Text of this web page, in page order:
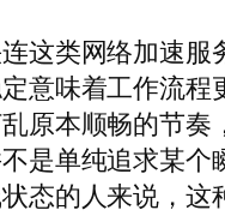
这类网络加速
意味着工作流
原本顺畅的节
是单纯追求某个
态的人来说，这